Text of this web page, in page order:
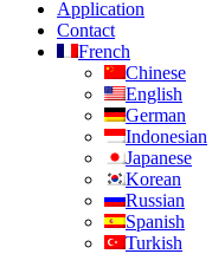
Application
Contact
French
Chinese
English
German
Indonesian
Japanese
Korean
Russian
Spanish
Turkish